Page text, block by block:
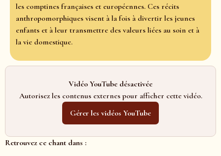
les comptines françaises et européennes. Ces récits
anthropomorphiques visent à la fois à divertir les jeunes
enfants et à leur transmettre des valeurs liées au soin et à
la vie domestique.
Vidéo YouTube désactivée
Autorisez les contenus externes pour afficher cette vidéo.
Gérer les vidéos YouTube
Retrouvez ce chant dans :